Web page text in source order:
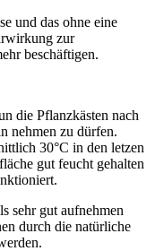
und das ohne eine
zur
beschäftigen.
die Pflanzkästen nach
nehmen zu dürfen.
30°C in den letzen
gut feucht gehalten
sehr gut aufnehmen
durch die natürliche